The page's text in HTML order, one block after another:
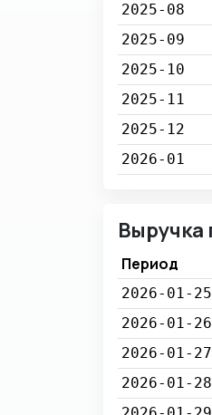
2025-08
2025-09
2025-10
2025-11
2025-12
2026-01
Выручка
Период
2026-01-25
2026-01-26
2026-01-27
2026-01-28